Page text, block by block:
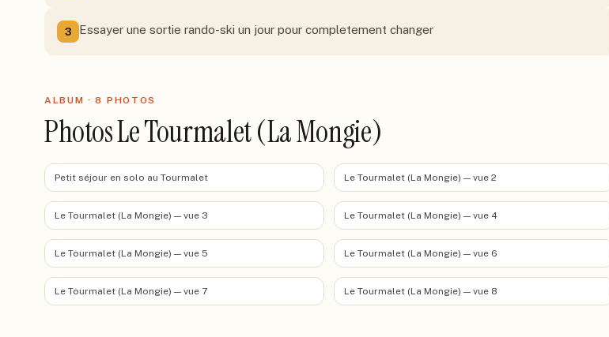
3 Essayer une sortie rando-ski un jour pour completement changer
ALBUM ·8 PHOTOS
Photos Le Tourmalet (La Mongie)
Petit séjour en solo au Tourmalet Le Tourmalet (La Mongie) — vue 2
Le Tourmalet (La Mongie) — vue 3 Le Tourmalet (La Mongie) — vue 4
Le Tourmalet (La Mongie) — vue 5 Le Tourmalet (La Mongie) — vue 6
Le Tourmalet (La Mongie) — vue 7 Le Tourmalet (La Mongie) — vue 8